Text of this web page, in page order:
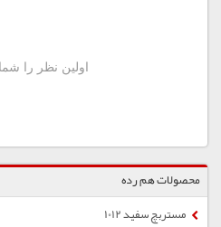
محصولات هم رده
مستربچ سفید 1012